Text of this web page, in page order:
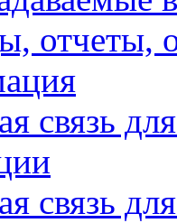
отчеты,
связь
связь